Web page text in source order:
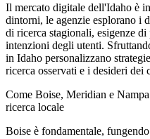
Il mercato digitale dell'Idaho è
dintorni, le agenzie esplorano i
di ricerca stagionali, esigenze
intenzioni degli utenti.
in Idaho personalizzano
ricerca osservati e i desideri dei
Come Boise, Meridian e
ricerca locale
Boise è fondamentale,